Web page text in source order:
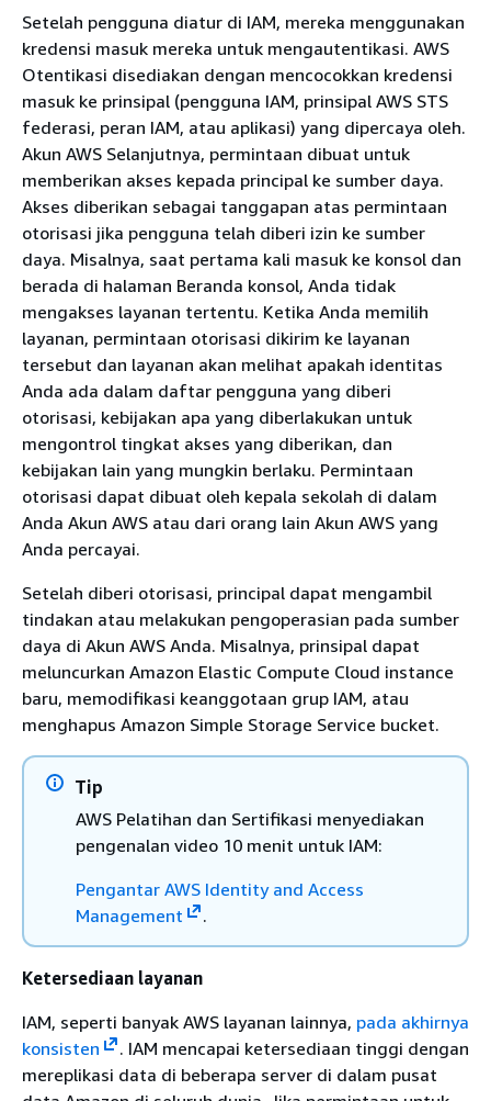
Setelah pengguna diatur di IAM, mereka menggunakan
kredensi masuk mereka untuk mengautentikasi. AWS
Otentikasi disediakan dengan mencocokkan kredensi
masuk ke prinsipal (pengguna IAM, prinsipal AWS STS
federasi, peran IAM, atau aplikasi) yang dipercaya oleh.
Akun AWS Selanjutnya, permintaan dibuat untuk
memberikan akses kepada principal ke sumber daya.
Akses diberikan sebagai tanggapan atas permintaan
otorisasi jika pengguna telah diberi izin ke sumber
daya. Misalnya, saat pertama kali masuk ke konsol dan
berada di halaman Beranda konsol, Anda tidak
mengakses layanan tertentu. Ketika Anda memilih
layanan, permintaan otorisasi dikirim ke layanan
tersebut dan layanan akan melihat apakah identitas
Anda ada dalam daftar pengguna yang diberi
otorisasi, kebijakan apa yang diberlakukan untuk
mengontrol tingkat akses yang diberikan, dan
kebijakan lain yang mungkin berlaku. Permintaan
otorisasi dapat dibuat oleh kepala sekolah di dalam
Anda Akun AWS atau dari orang lain Akun AWS yang
Anda percayai.
Setelah diberi otorisasi, principal dapat mengambil
tindakan atau melakukan pengoperasian pada sumber
daya di Akun AWS Anda. Misalnya, prinsipal dapat
meluncurkan Amazon Elastic Compute Cloud instance
baru, memodifikasi keanggotaan grup IAM, atau
menghapus Amazon Simple Storage Service bucket.
Tip
AWS Pelatihan dan Sertifikasi menyediakan
pengenalan video 10 menit untuk IAM:
Pengantar AWS Identity and Access
Management
.
Ketersediaan layanan
IAM, seperti banyak AWS layanan lainnya, pada akhirnya
konsisten
. IAM mencapai ketersediaan tinggi dengan
mereplikasi data di beberapa server di dalam pusat